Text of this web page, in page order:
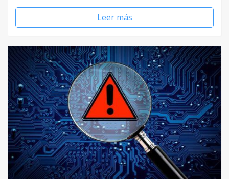
Leer más